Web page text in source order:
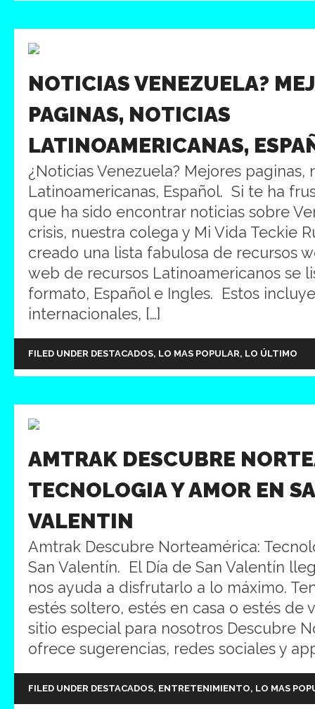
NOTICIAS VENEZUELA?
PAGINAS, NOTICIAS
LATINOAMERICANAS,
¿Noticias Venezuela? Mejores paginas,
Latinoamericanas, Español. Si te ha
que ha sido encontrar noticias sobre
crisis, nuestra colega y Mi Vida Teckie
creado una lista fabulosa de recursos
web de recursos Latinoamericanos se
formato, Español e Ingles. Estos
internacionales, […]
FILED UNDER DESTACADOS, LO MAS POPULAR, LO ÚLTIMO
AMTRAK DESCUBRE
TECNOLOGIA Y AMOR EN
VALENTIN
Amtrak Descubre Norteamérica:
San Valentín. El Día de San Valentín
nos ayuda a disfrutarlo a lo máximo.
estés soltero, estés en casa o estés de
sitio especial para nosotros Descubre
ofrece sugerencias, redes sociales y
FILED UNDER DESTACADOS, ENTRETENIMIENTO, LO MAS